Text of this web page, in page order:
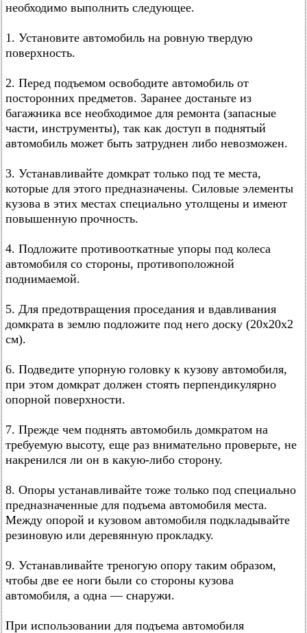
необходимо выполнить следующее.
1. Установите автомобиль на ровную твердую
поверхность.
2. Перед подъемом освободите автомобиль от
посторонних предметов. Заранее достаньте из
багажника все необходимое для ремонта (запасные
части, инструменты), так как доступ в поднятый
автомобиль может быть затруднен либо невозможен.
3. Устанавливайте домкрат только под те места,
которые для этого предназначены. Силовые элементы
кузова в этих местах специально утолщены и имеют
повышенную прочность.
4. Подложите противооткатные упоры под колеса
автомобиля со стороны, противоположной
поднимаемой.
5. Для предотвращения проседания и вдавливания
домкрата в землю подложите под него доску (20х20х2
см).
6. Подведите упорную головку к кузову автомобиля,
при этом домкрат должен стоять перпендикулярно
опорной поверхности.
7. Прежде чем поднять автомобиль домкратом на
требуемую высоту, еще раз внимательно проверьте, не
накренился ли он в какую-либо сторону.
8. Опоры устанавливайте тоже только под специально
предназначенные для подъема автомобиля места.
Между опорой и кузовом автомобиля подкладывайте
резиновую или деревянную прокладку.
9. Устанавливайте треногую опору таким образом,
чтобы две ее ноги были со стороны кузова
автомобиля, а одна — снаружи.
При использовании для подъема автомобиля